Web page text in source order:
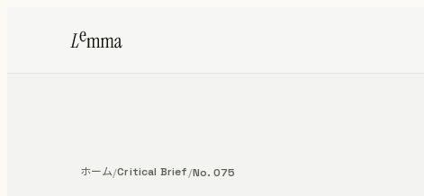
ホーム/Critical Brief/No. 075